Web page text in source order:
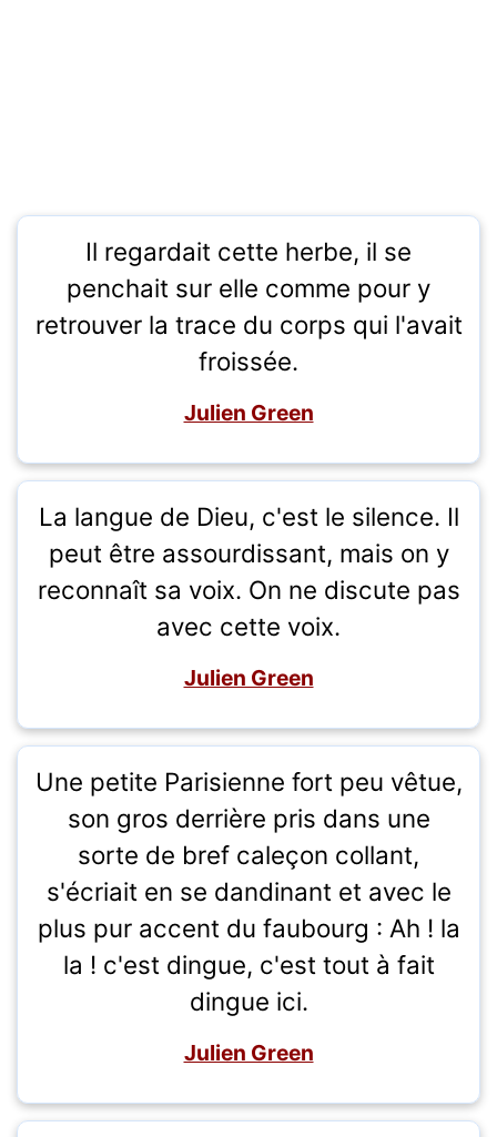
Il regardait cette herbe, il se
penchait sur elle comme pour y
retrouver la trace du corps qui l'avait
froissée.
Julien Green
La langue de Dieu, c'est le silence. Il
peut être assourdissant, mais on y
reconnaît sa voix. On ne discute pas
avec cette voix.
Julien Green
Une petite Parisienne fort peu vêtue,
son gros derrière pris dans une
sorte de bref caleçon collant,
s'écriait en se dandinant et avec le
plus pur accent du faubourg : Ah ! la
la ! c'est dingue, c'est tout à fait
dingue ici.
Julien Green